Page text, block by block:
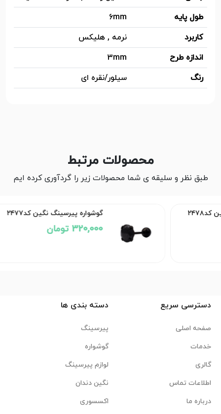
طول پایه
6mm
کاربرد
نرمه , هلیکس
اندازه طرح
3mm
رنگ
سیلور/نقره ای
محصولات مرتبط
طبق نظر و سلیقه ی شما محصولات زیر را گردآوری کرده ایم
گوشواره پیرسینگ نگین کد۲۴۷۷
320,000 تومان
دسترسی سریع
صفحه اصلی
خدمات
گالری
اطلاعات تماس
درباره ما
دسته بندی ها
پیرسینگ
گوشواره
لوازم پیرسینگ
نگین دندان
اکسسوری